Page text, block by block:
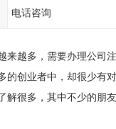
电话咨询
来越多，需要办理公司
的创业者中，却很少有
解很多，其中不少的朋